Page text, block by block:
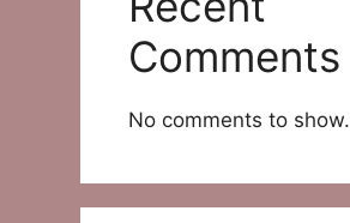
Comments
No comments to show.